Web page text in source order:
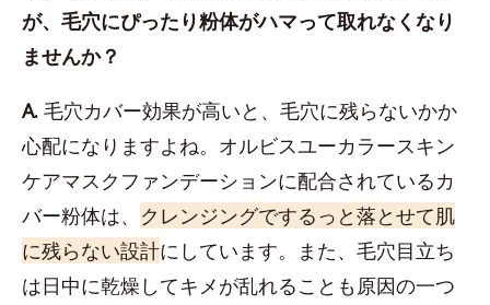
が、毛穴にぴったり粉体がハマって取れなくなり
ませんか？
A. 毛穴カバー効果が高いと、毛穴に残らないかか
心配になりますよね。オルビスユーカラースキン
ケアマスクファンデーションに配合されているカ
バー粉体は、 クレンジングでするっと落とせて肌
に残らない設計にしています。また、毛穴目立ち
は日中に乾燥してキメが乱れることも原因の一つ